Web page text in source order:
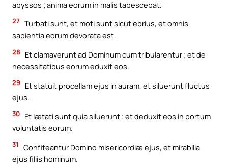
abyssos ; anima eorum in malis tabescebat.
27 Turbati sunt, et moti sunt sicut ebrius, et omnis
sapientia eorum devorata est.
28
Et clamaverunt ad Dominum cum tribularentur ; et de
necessitatibus eorum eduxit eos.
29
Et statuit procellam ejus in auram, et siluerunt fluctus
ejus.
30 Et lætati sunt quia siluerunt ; et deduxit eos in portum
voluntatis eorum.
31
Confiteantur Domino misericordiæ ejus, et mirabilia
ejus filiis hominum.